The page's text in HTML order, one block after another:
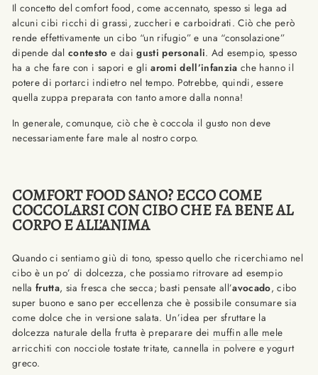
Il concetto del comfort food, come accennato, spesso si lega ad
alcuni cibi ricchi di grassi, zuccheri e carboidrati. Ciò che però
rende effettivamente un cibo “un rifugio” e una “consolazione”
dipende dalcontesto e daigusti personali. Ad esempio, spesso
ha a che fare con i sapori e gliaromi dell’infanzia che hanno il
potere di portarci indietro nel tempo. Potrebbe, quindi, essere
quella zuppa preparata con tanto amore dalla nonna!
In generale, comunque, ciò che è coccola il gusto non deve
necessariamente fare male al nostro corpo.
COMFORT FOOD SANO? ECCO COME
COCCOLARSI CON CIBO CHE FA BENE AL
CORPO E ALL’ANIMA
Quando ci sentiamo giù di tono, spesso quello che ricerchiamo nel
cibo è un po’ di dolcezza, che possiamo ritrovare ad esempio
nellafrutta, sia fresca che secca; basti pensate all’avocado, cibo
super buono e sano per eccellenza che è possibile consumare sia
come dolce che in versione salata. Un’idea per sfruttare la
dolcezza naturale della frutta è preparare dei muffin alle mele
arricchiti con nocciole tostate tritate, cannella in polvere e yogurt
greco.